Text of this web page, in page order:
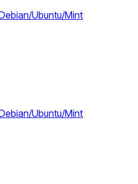
Ubuntu/Mint
Ubuntu/Mint